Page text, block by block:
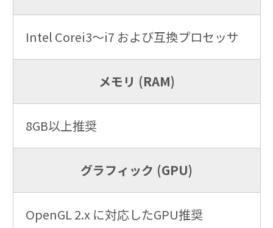
Intel Corei3～i7 および互換プロセッサ
メモリ (RAM)
8GB以上推奨
グラフィック (GPU)
OpenGL 2.x に対応したGPU推奨